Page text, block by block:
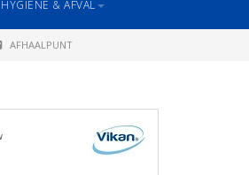
HYGIËNE & AFVAL
AFHAALPUNT